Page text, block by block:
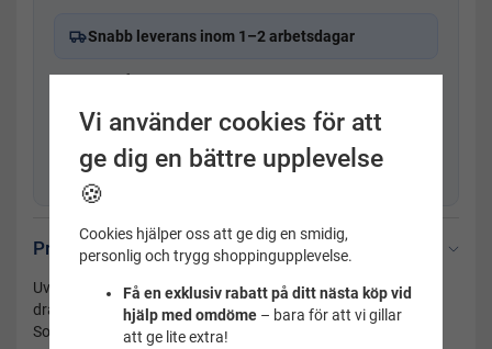
Snabb leverans inom 1–2 arbetsdagar
365 dagars öppet köp
Svensk kundservicemed produktkunskap
Fysisk butik i Uppsala sedan 2001
Produktbeskrivning
Uv dräkt barn från GUL SPF 50+ Fin Uv dräkt barn med
dragkedja framtill från GUL med korta armar och korta ben.
Solskydd 50+
Vi använder cookies för att
ge dig en bättre upplevelse
🍪
Cookies hjälper oss att ge dig en smidig,
personlig och trygg shoppingupplevelse.
Få en exklusiv rabatt på ditt nästa köp vid
hjälp med omdöme– bara för att vi gillar
att ge lite extra!